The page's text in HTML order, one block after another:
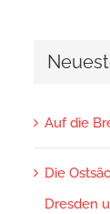
Auf die
Die
Dresden